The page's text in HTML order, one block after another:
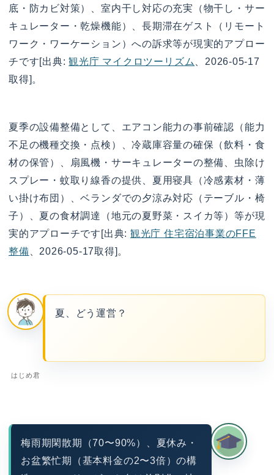
底・防カビ対策）、室内干し対応の充実（物干し・サー
キュレーター・乾燥機能）、長期滞在ゲスト（リモート
ワーク・ワーケーション）への訴求等が現実的アプロー
チです[出典:観光庁 マイクロツーリズム、2026-05-17
取得]。
夏季の設備整備として、エアコン能力の事前確認（能力
不足の機種交換・点検）、冷蔵庫容量の確保（飲料・食
材の保管）、扇風機・サーキュレーターの整備、虫除け
スプレー・蚊取り線香の提供、夏用寝具（冷感素材・薄
い掛け布団）、ベランダでの夕涼み対応（テーブル・椅
子）、夏の食材調達（地元の夏野菜・スイカ等）等が現
実的アプローチです[出典: 観光庁 住宅宿泊事業のFFE
整備 、2026-05-17取得]。
はじめ君
夏、どう運営？
梅雨期閑散期（70〜90%）、夏休み・
お盆繁忙期（基本料金の2〜3倍）の構